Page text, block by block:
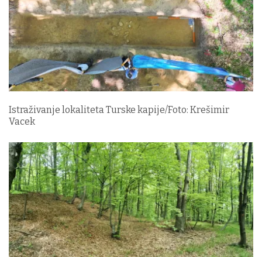
Istraživanje lokaliteta Turske kapije/Foto: Krešimir
Vacek